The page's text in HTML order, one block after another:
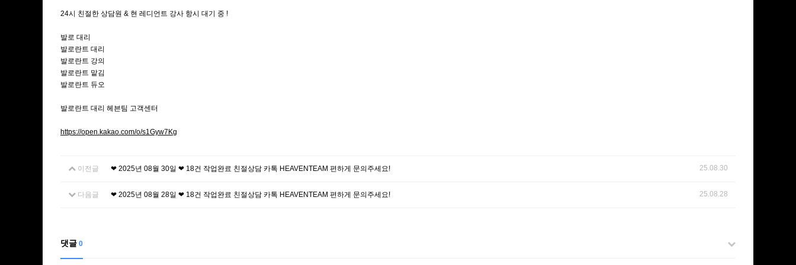
24시 친절한 상담원 & 현 레디언트 강사 항시 대기 중 !
발로 대리
발로란트 대리
발로란트 강의
발로란트 맡김
발로란트 듀오
발로란트 대리 헤븐팀 고객센터
https://open.kakao.com/o/s1Gyw7Kg
이전글 ❤ 2025년 08월 30일 ❤ 18건 작업완료 친절상담 카톡 HEAVENTEAM 편하게 문의주세요! 25.08.30
다음글 ❤ 2025년 08월 28일 ❤ 18건 작업완료 친절상담 카톡 HEAVENTEAM 편하게 문의주세요! 25.08.28
댓글 0